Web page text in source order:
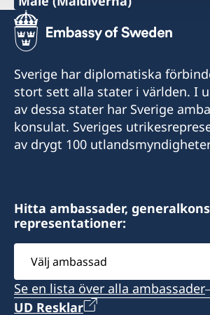
Tel:
+960 301 3776
E-post:
male@consulateofsweden.in
Sveriges honorärkonsulat i Male
Hulhumale'
Post Code: 23000
Rep of Maldives
Sverige har diplomatiska
stort sett alla stater i världen. I
av dessa stater har Sverige
konsulat. Sveriges
av drygt 100
Hitta ambassader,
representationer:
Välj
ambassad
Se en lista över alla ambassader
UD Resklar